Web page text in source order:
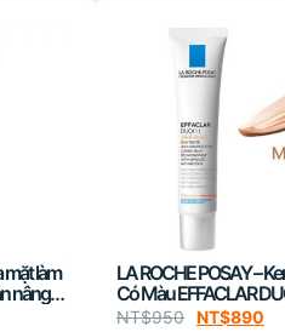
LA ROCHE POSAY –
Có Màu EFFACLAR
UNIFIANT
NT$950 NT$890